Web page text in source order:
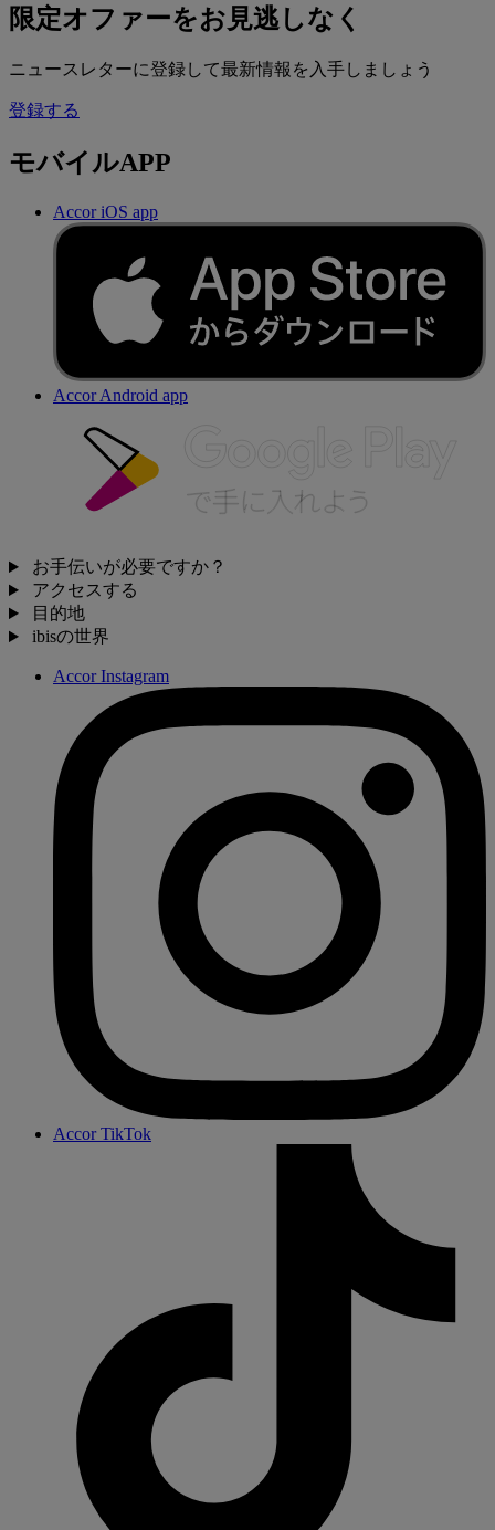
限定オファーをお見逃しなく
ニュースレターに登録して最新情報を入手しましょう
登録する
モバイルAPP
Accor iOS app
Accor Android app
お手伝いが必要ですか？
アクセスする
目的地
ibisの世界
Accor Instagram
Accor TikTok